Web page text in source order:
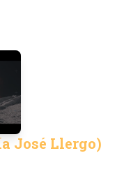
José Llergo)